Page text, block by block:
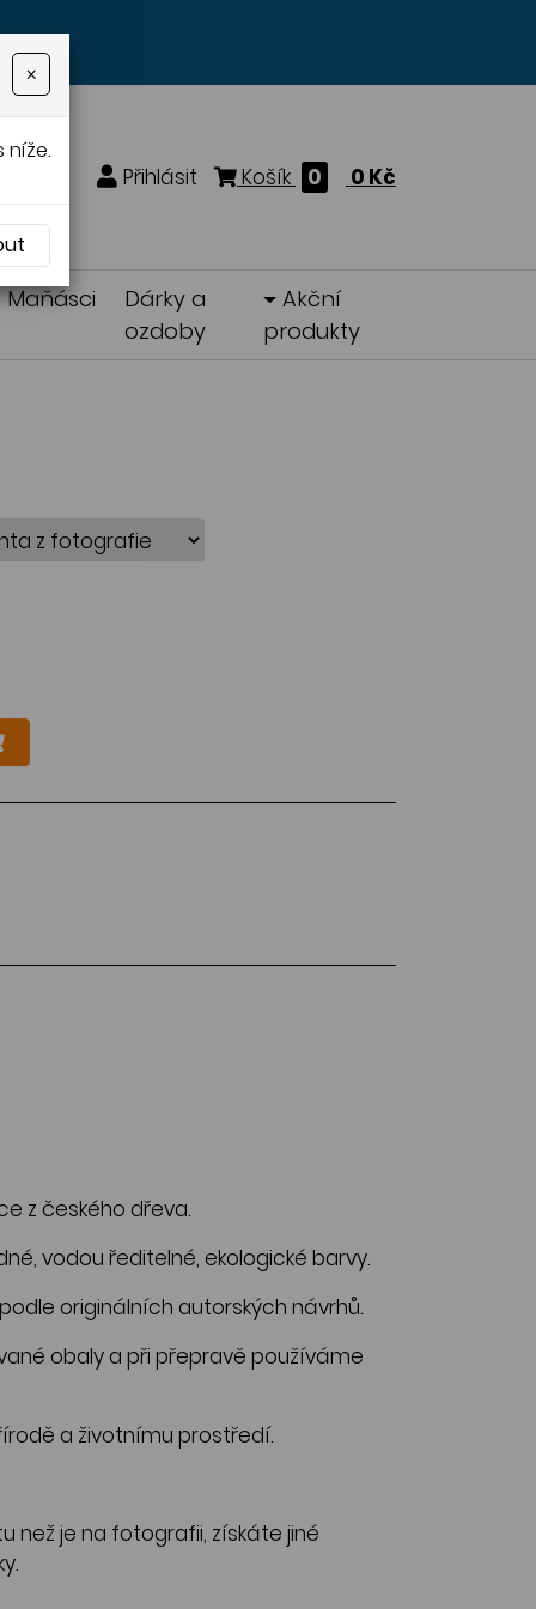
Přihlásit Košík 0 0 Kč
Maňásci
Dárky a
ozdoby
Akční
produkty
z českého dřeva.
vodou ředitelné, ekologické barvy.
originálních autorských návrhů.
obaly a při přepravě používáme
a životnímu prostředí.
než je na fotografii, získáte jiné
×
níže.